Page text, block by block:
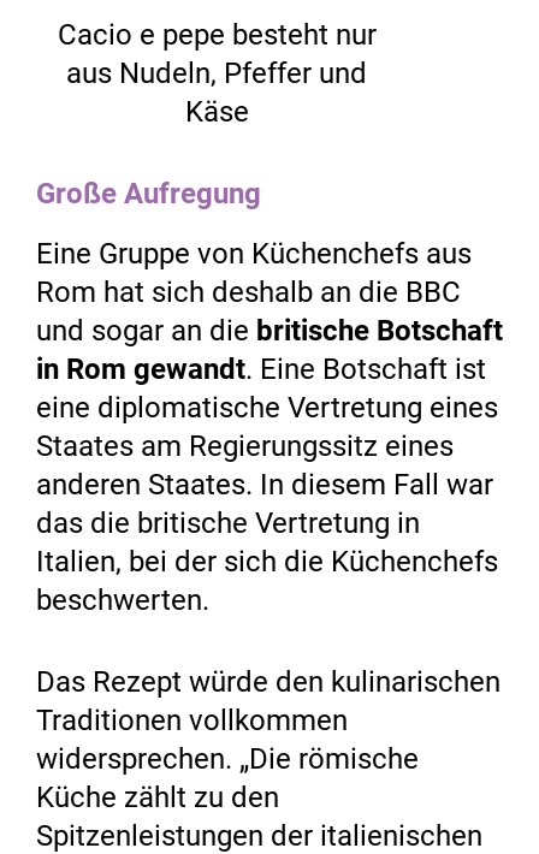
Cacio e pepe besteht nur
aus Nudeln, Pfeffer und
Käse
Große Aufregung
Eine Gruppe von Küchenchefs aus
Rom hat sich deshalb an die BBC
und sogar an die britische Botschaft
in Rom gewandt. Eine Botschaft ist
eine diplomatische Vertretung eines
Staates am Regierungssitz eines
anderen Staates. In diesem Fall war
das die britische Vertretung in
Italien, bei der sich die Küchenchefs
beschwerten.
Das Rezept würde den kulinarischen
Traditionen vollkommen
widersprechen. „Die römische
Küche zählt zu den
Spitzenleistungen der italienischen